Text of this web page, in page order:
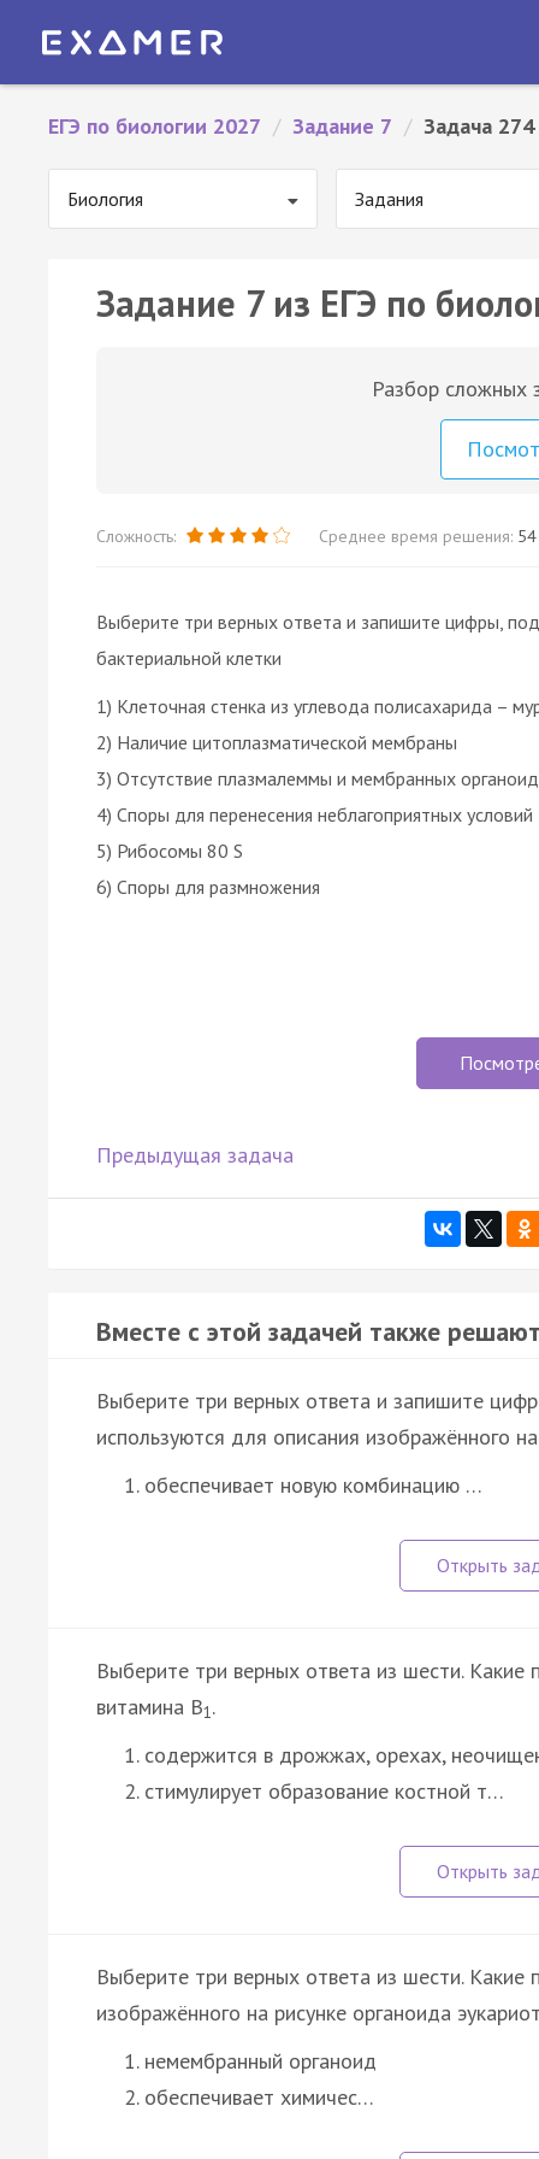
ЕГЭ по биологии 2027 / Задание 7 / Задача 274
Биология Задания
Задание 7 из ЕГЭ по
Разбор сложных
Сложность: Среднее время решения: 54
Выберите три верных ответа и запишите цифры,
бактериальной клетки
1) Клеточная стенка из углевода полисахарида –
2) Наличие цитоплазматической мембраны
3) Отсутствие плазмалеммы и мембранных
4) Споры для перенесения неблагоприятных условий
5) Рибосомы 80 S
6) Споры для размножения
Предыдущая задача
Вместе с этой задачей также
Выберите три верных ответа и запишите
используются для описания изображённого
обеспечивает новую комбинацию …
Выберите три верных ответа из шести.
витамина В1.
содержится в дрожжах, орехах,
стимулирует образование костной т…
Выберите три верных ответа из шести. Какие
изображённого на рисунке органоида
немембранный органоид
обеспечивает химичес…